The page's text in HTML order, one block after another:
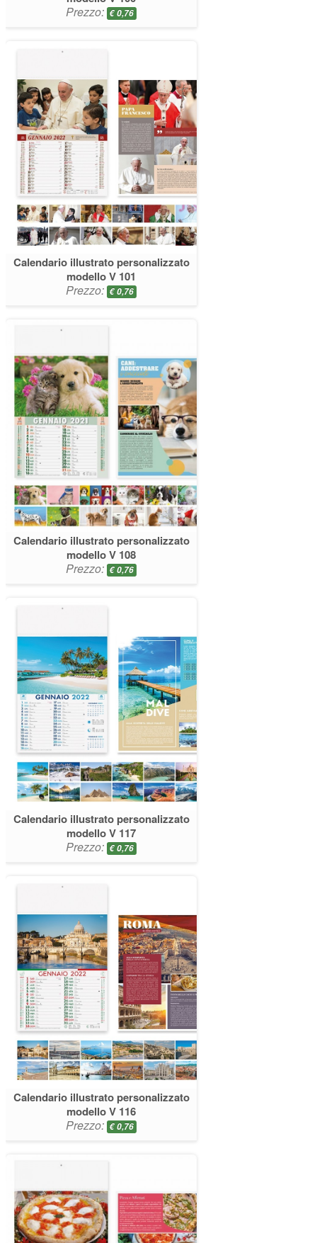
Prezzo: €0,76
Calendario illustrato personalizzato
modello V 101
Prezzo: €0,76
Calendario illustrato personalizzato
modello V 108
Prezzo: €0,76
Calendario illustrato personalizzato
modello V 117
Prezzo: €0,76
Calendario illustrato personalizzato
modello V 116
Prezzo: €0,76